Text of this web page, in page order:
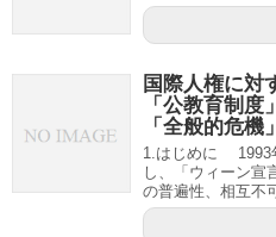
国際人権に対
「公教育制
「全般的危機
1.はじめに 1993
し、「ウィーン宣
の普遍性、相互不